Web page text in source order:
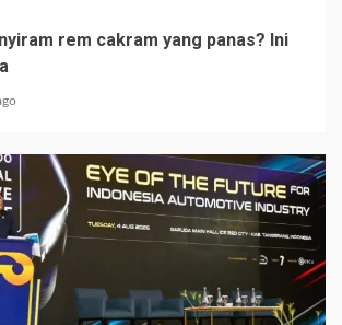
rem cakram yang panas? Ini